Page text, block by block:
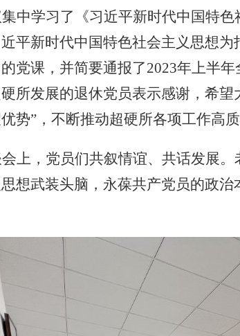
中学习了《习近平新时代中国特
平新时代中国特色社会主义思想为
党课，并简要通报了2023年上半
所发展的退休党员表示感谢，希
势”，不断推动超硬所各项工作高
会上，党员们共叙情谊、共话发展
想武装头脑，永葆共产党员的政